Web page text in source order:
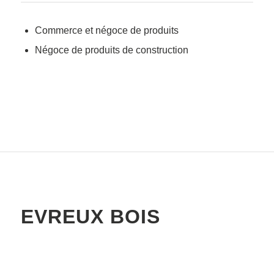
Commerce et négoce de produits
Négoce de produits de construction
EVREUX BOIS